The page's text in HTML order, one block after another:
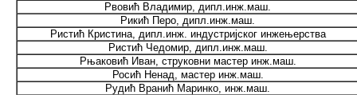
Рвовић Владимир, дипл.инж.маш.
Рикић Перо, дипл.инж.маш.
Ристић Кристина, дипл.инж. индустријског инжењерства
Ристић Чедомир, дипл.инж.маш.
Рњаковић Иван, струковни мастер инж.маш.
Росић Ненад, мастер инж.маш.
Рудић Вранић Маринко, инж.маш.